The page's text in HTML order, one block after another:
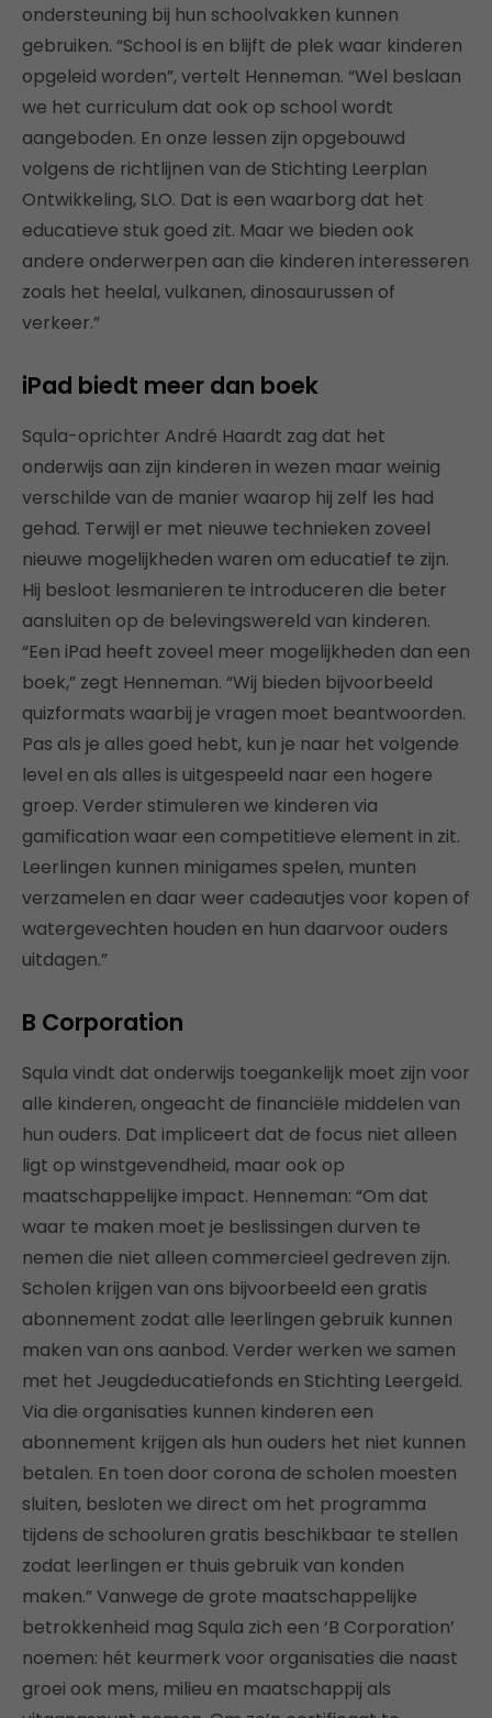
ondersteuning bij hun schoolvakken kunnen
gebruiken. “School is en blijft de plek waar kinderen
opgeleid worden”, vertelt Henneman. “Wel beslaan
we het curriculum dat ook op school wordt
aangeboden. En onze lessen zijn opgebouwd
volgens de richtlijnen van de Stichting Leerplan
Ontwikkeling, SLO. Dat is een waarborg dat het
educatieve stuk goed zit. Maar we bieden ook
andere onderwerpen aan die kinderen interesseren
zoals het heelal, vulkanen, dinosaurussen of
verkeer.”
iPad biedt meer dan boek
Squla-oprichter André Haardt zag dat het
onderwijs aan zijn kinderen in wezen maar weinig
verschilde van de manier waarop hij zelf les had
gehad. Terwijl er met nieuwe technieken zoveel
nieuwe mogelijkheden waren om educatief te zijn.
Hij besloot lesmanieren te introduceren die beter
aansluiten op de belevingswereld van kinderen.
“Een iPad heeft zoveel meer mogelijkheden dan een
boek,” zegt Henneman. “Wij bieden bijvoorbeeld
quizformats waarbij je vragen moet beantwoorden.
Pas als je alles goed hebt, kun je naar het volgende
level en als alles is uitgespeeld naar een hogere
groep. Verder stimuleren we kinderen via
gamification waar een competitieve element in zit.
Leerlingen kunnen minigames spelen, munten
verzamelen en daar weer cadeautjes voor kopen of
watergevechten houden en hun daarvoor ouders
uitdagen.”
B Corporation
Squla vindt dat onderwijs toegankelijk moet zijn voor
alle kinderen, ongeacht de financiële middelen van
hun ouders. Dat impliceert dat de focus niet alleen
ligt op winstgevendheid, maar ook op
maatschappelijke impact. Henneman: “Om dat
waar te maken moet je beslissingen durven te
nemen die niet alleen commercieel gedreven zijn.
Scholen krijgen van ons bijvoorbeeld een gratis
abonnement zodat alle leerlingen gebruik kunnen
maken van ons aanbod. Verder werken we samen
met het Jeugdeducatiefonds en Stichting Leergeld.
Via die organisaties kunnen kinderen een
abonnement krijgen als hun ouders het niet kunnen
betalen. En toen door corona de scholen moesten
sluiten, besloten we direct om het programma
tijdens de schooluren gratis beschikbaar te stellen
zodat leerlingen er thuis gebruik van konden
maken.” Vanwege de grote maatschappelijke
betrokkenheid mag Squla zich een ‘B Corporation’
noemen: hét keurmerk voor organisaties die naast
groei ook mens, milieu en maatschappij als